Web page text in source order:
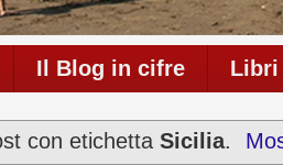
Il Blog in cifre Libri
con etichetta Sicilia.